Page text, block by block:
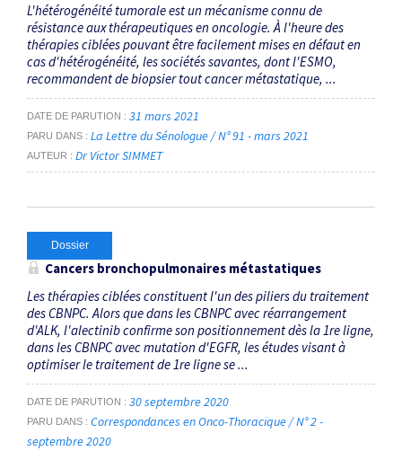
L'hétérogénéité tumorale est un mécanisme connu de
résistance aux thérapeutiques en oncologie. À l'heure des
thérapies ciblées pouvant être facilement mises en défaut en
cas d'hétérogénéité, les sociétés savantes, dont l'ESMO,
recommandent de biopsier tout cancer métastatique, ...
DATE DE PARUTION 31 mars 2021
PARU DANS La Lettre du Sénologue / N° 91 - mars 2021
AUTEUR Dr Victor SIMMET
Dossier
Cancers bronchopulmonaires métastatiques
Les thérapies ciblées constituent l'un des piliers du traitement
des CBNPC. Alors que dans les CBNPC avec réarrangement
d'ALK, l'alectinib confirme son positionnement dès la 1re ligne,
dans les CBNPC avec mutation d'EGFR, les études visant à
optimiser le traitement de 1re ligne se ...
DATE DE PARUTION 30 septembre 2020
PARU DANS
Correspondances en Onco-Thoracique / N° 2 -
septembre 2020